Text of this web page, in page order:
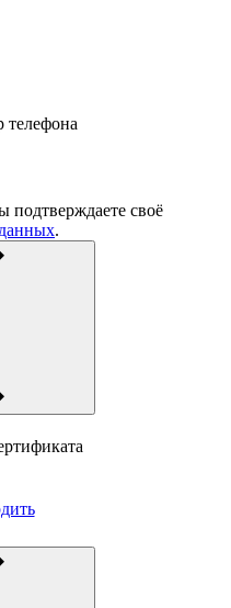
своё
.